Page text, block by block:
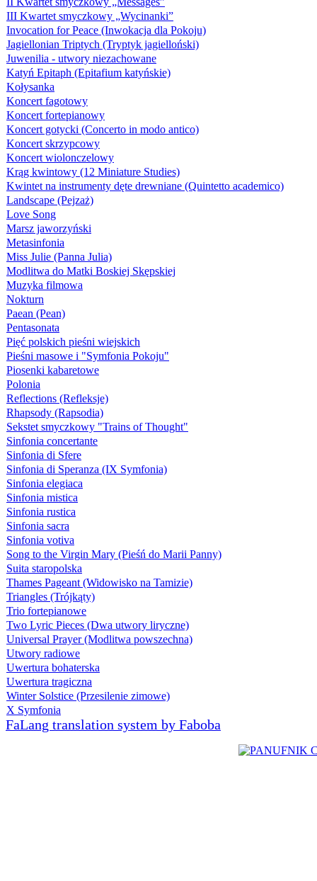
III Kwartet smyczkowy „Wycinanki”
Invocation for Peace (Inwokacja dla Pokoju)
Jagiellonian Triptych (Tryptyk jagielloński)
Juwenilia - utwory niezachowane
Katyń Epitaph (Epitafium katyńskie)
Kołysanka
Koncert fagotowy
Koncert fortepianowy
Koncert gotycki (Concerto in modo antico)
Koncert skrzypcowy
Koncert wiolonczelowy
Krąg kwintowy (12 Miniature Studies)
Kwintet na instrumenty dęte drewniane (Quintetto academico)
Landscape (Pejzaż)
Love Song
Marsz jaworzyński
Metasinfonia
Miss Julie (Panna Julia)
Modlitwa do Matki Boskiej Skępskiej
Muzyka filmowa
Nokturn
Paean (Pean)
Pentasonata
Pięć polskich pieśni wiejskich
Pieśni masowe i "Symfonia Pokoju"
Piosenki kabaretowe
Polonia
Reflections (Refleksje)
Rhapsody (Rapsodia)
Sekstet smyczkowy "Trains of Thought"
Sinfonia concertante
Sinfonia di Sfere
Sinfonia di Speranza (IX Symfonia)
Sinfonia elegiaca
Sinfonia mistica
Sinfonia rustica
Sinfonia sacra
Sinfonia votiva
Song to the Virgin Mary (Pieśń do Marii Panny)
Suita staropolska
Thames Pageant (Widowisko na Tamizie)
Triangles (Trójkąty)
Trio fortepianowe
Two Lyric Pieces (Dwa utwory liryczne)
Universal Prayer (Modlitwa powszechna)
Utwory radiowe
Uwertura bohaterska
Uwertura tragiczna
Winter Solstice (Przesilenie zimowe)
X Symfonia
FaLang translation system by Faboba